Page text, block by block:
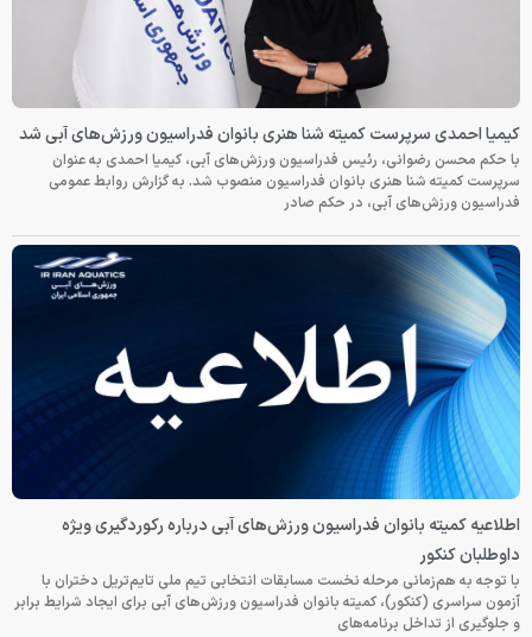
کیمیا احمدی سرپرست کمیته شنا هنری بانوان فدراسیون ورزش‌های آبی شد
با حکم محسن رضوانی، رئیس فدراسیون ورزش‌های آبی، کیمیا احمدی به عنوان
سرپرست کمیته شنا هنری بانوان فدراسیون منصوب شد. به گزارش روابط عمومی
فدراسیون ورزش‌های آبی، در حکم صادر
اطلاعیه کمیته بانوان فدراسیون ورزش‌های آبی درباره رکوردگیری ویژه
داوطلبان کنکور
با توجه به هم‌زمانی مرحله نخست مسابقات انتخابی تیم ملی تایم‌تریل دختران با
آزمون سراسری (کنکور)، کمیته بانوان فدراسیون ورزش‌های آبی برای ایجاد شرایط برابر
و جلوگیری از تداخل برنامه‌های